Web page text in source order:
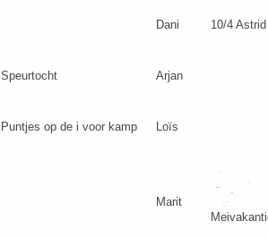
Dani 10/4
Speurtocht Arjan
Puntjes op de i voor kamp Loïs
Marit